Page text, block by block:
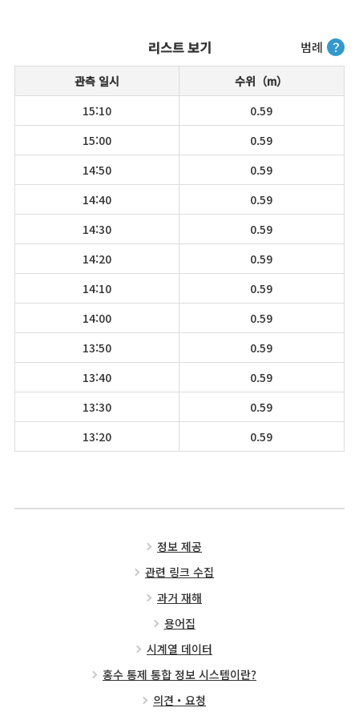
범례 ？
리스트 보기
관측 일시
수위（m）
15:10
0.59
15:00
0.59
14:50
0.59
14:40
0.59
14:30
0.59
14:20
0.59
14:10
0.59
14:00
0.59
13:50
0.59
13:40
0.59
13:30
0.59
13:20
0.59
정보 제공
관련 링크 수집
과거 재해
용어집
시계열 데이터
홍수 통제 통합 정보 시스템이란?
의견・요청